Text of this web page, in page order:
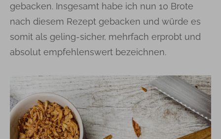
gebacken. Insgesamt habe ich nun 10 Brote
nach diesem Rezept gebacken und würde es
somit als geling-sicher, mehrfach erprobt und
absolut empfehlenswert bezeichnen.